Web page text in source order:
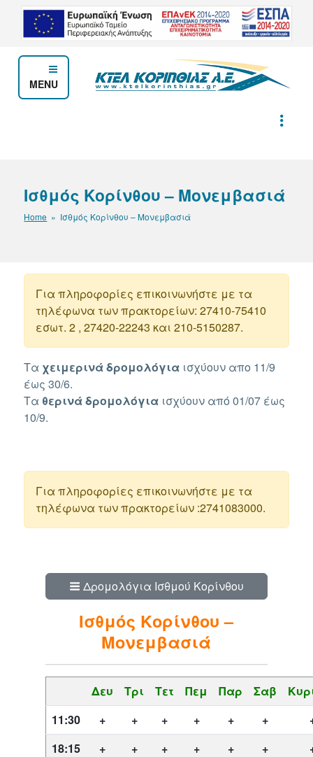
Μετάβαση
περιεχόμενο
MENU
Ισθμός Κορίνθου – Μονεμβασιά
Home » Ισθμός Κορίνθου – Μονεμβασιά
Για πληροφορίες επικοινωνήστε με τα
τηλέφωνα των πρακτορείων: 27410-75410
εσωτ. 2 , 27420-22243 και 210-5150287.
Τα χειμερινά δρομολόγια ισχύουν απο 11/9
έως 30/6.
Τα θερινάδρομολόγια ισχύουν από 01/07 έως
10/9.
Για πληροφορίες επικοινωνήστε με τα
τηλέφωνα των πρακτορείων :2741083000.
Ισθμός Κορίνθου –
Μονεμβασιά
Δευ Τρι Τετ Πεμ Παρ Σαβ
11:30
+ + + + + +
18:15
+ + + + + +
Δρομολόγια Ισθμού Κορίνθου